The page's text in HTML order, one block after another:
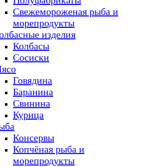
Свежемороженая рыба и
морепродукты
изделия
Колбасы
Сосиски
Говядина
Баранина
Свинина
Курица
Консервы
Копчёная рыба и
морепродукты